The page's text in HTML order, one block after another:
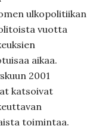
ulkopolitiikan
vuotta
aikaa.
2001
katsoivat
toimintaa.